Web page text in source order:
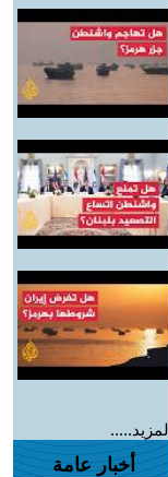
أخبار عامة